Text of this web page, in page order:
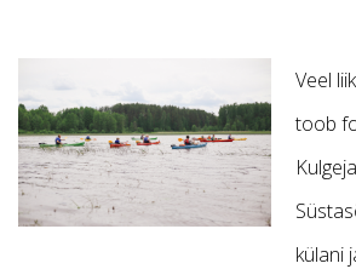
Veel
toob
külani